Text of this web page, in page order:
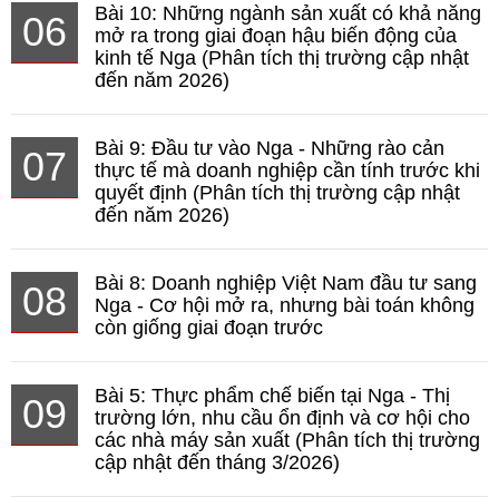
06
Bài 10: Những ngành sản xuất có khả năng
mở ra trong giai đoạn hậu biến động của
kinh tế Nga (Phân tích thị trường cập nhật
đến năm 2026)
07
Bài 9: Đầu tư vào Nga - Những rào cản
thực tế mà doanh nghiệp cần tính trước khi
quyết định (Phân tích thị trường cập nhật
đến năm 2026)
08
Bài 8: Doanh nghiệp Việt Nam đầu tư sang
Nga - Cơ hội mở ra, nhưng bài toán không
còn giống giai đoạn trước
09
Bài 5: Thực phẩm chế biến tại Nga - Thị
trường lớn, nhu cầu ổn định và cơ hội cho
các nhà máy sản xuất (Phân tích thị trường
cập nhật đến tháng 3/2026)